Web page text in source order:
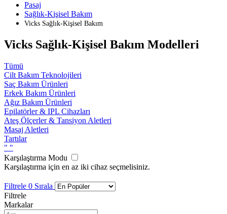
Pasaj
Sağlık-Kişisel Bakım
Vicks Sağlık-Kişisel Bakım
Vicks Sağlık-Kişisel Bakım Modelleri
Tümü
Cilt Bakım Teknolojileri
Saç Bakım Ürünleri
Erkek Bakım Ürünleri
Ağız Bakım Ürünleri
Epilatörler & IPL Cihazları
Ateş Ölçerler & Tansiyon Aletleri
Masaj Aletleri
Tartılar
" "
Karşılaştırma Modu
Karşılaştırma için en az iki cihaz seçmelisiniz.
Filtrele 0 Sırala
Filtrele
Markalar